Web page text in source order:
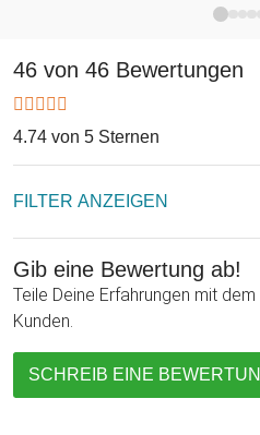
46 von 46 Bewertungen
4.74 von 5 Sternen
FILTER ANZEIGEN
Gib eine Bewertung ab!
Teile Deine Erfahrungen mit
Kunden.
SCHREIB EINE